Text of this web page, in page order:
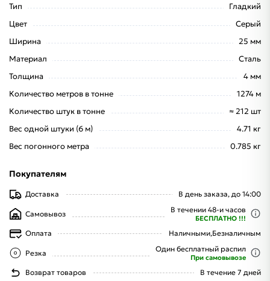
Тип
Гладкий
Цвет
Серый
Ширина
25 мм
Материал
Сталь
Толщина
4 мм
Количество метров в тонне
1274 м
Количество штук в тонне
≈ 212 шт
Вес одной штуки (6 м)
4.71 кг
Вес погонного метра
0.785 кг
Покупателям
Доставка В день заказа, до 14:00
Самовывоз В течении 48-и часов
БЕСПЛАТНО !!!
Оплата Наличными,Безналичным
Резка Один бесплатный распил
При самовывозе
Возврат товаров В течение 7 дней